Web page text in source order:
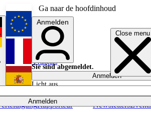
Ga naar de hoofdinhoud
Close menu
Anmelden
Rapporteur NewslettersEvents
English
Français
Anmelden
Sie sind abgemeldet.
Anmelden
Licht aus